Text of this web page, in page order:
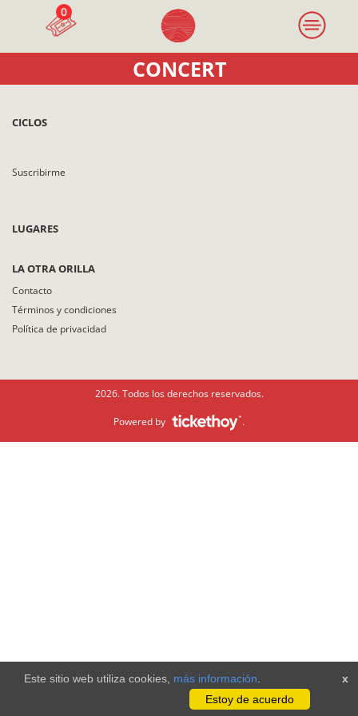
0
CONCERT
CICLOS
Suscribirme
LUGARES
LA OTRA ORILLA
Contacto
Términos y condiciones
Política de privacidad
2026. Todos los derechos reservados.
Powered by .
x
Este sitio web utiliza cookies, más información
Estoy de acuerdo